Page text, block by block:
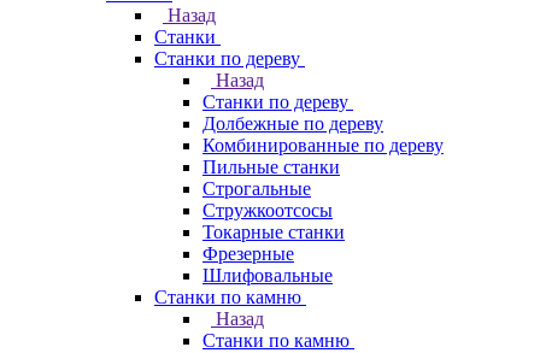
Назад
Станки
Станки по дереву
Назад
Станки по дереву
Долбежные по дереву
Комбинированные по дереву
Пильные станки
Строгальные
Стружкоотсосы
Токарные станки
Фрезерные
Шлифовальные
Станки по камню
Назад
Станки по камню